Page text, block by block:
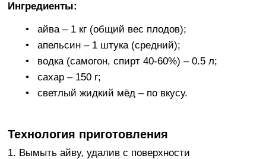
Ингредиенты:
айва – 1 кг (общий вес плодов);
апельсин – 1 штука (средний);
водка (самогон, спирт 40-60%) – 0.5 л;
сахар – 150 г;
светлый жидкий мёд – по вкусу.
Технология приготовления
1. Вымыть айву, удалив с поверхности